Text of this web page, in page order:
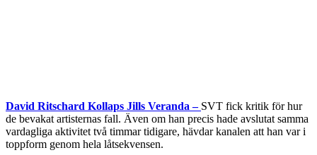
David Ritschard Kollaps Jills Veranda – SVT fick kritik för hur
de bevakat artisternas fall. Även om han precis hade avslutat samma
vardagliga aktivitet två timmar tidigare, hävdar kanalen att han var i
toppform genom hela låtsekvensen.